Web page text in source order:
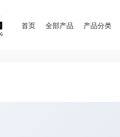
首页 全部产品 产品分类